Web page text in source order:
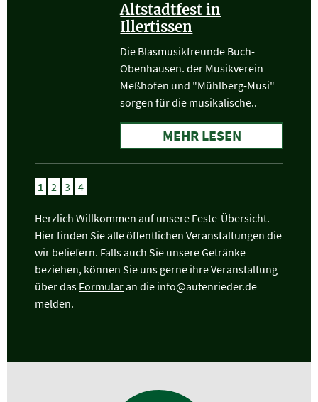
Altstadtfest in
Illertissen
Die Blasmusikfreunde Buch-
Obenhausen. der Musikverein
Meßhofen und "Mühlberg-Musi"
sorgen für die musikalische..
MEHR LESEN
1 2 3 4
Herzlich Willkommen auf unsere Feste-Übersicht.
Hier finden Sie alle öffentlichen Veranstaltungen die
wir beliefern. Falls auch Sie unsere Getränke
beziehen, können Sie uns gerne ihre Veranstaltung
über das Formularan die info@autenrieder.de
melden.